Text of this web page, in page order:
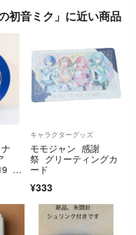
初音ミク」に近い商品
怪
キャラクターグッズ
モモジャン 感謝
祭 グリーティングカ
ード
¥333